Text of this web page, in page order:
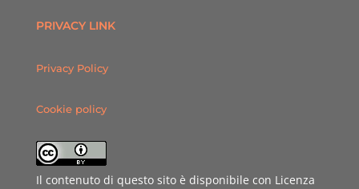
PRIVACY LINK
Privacy Policy
Cookie policy
Il contenuto di questo sito è disponibile con Licenza